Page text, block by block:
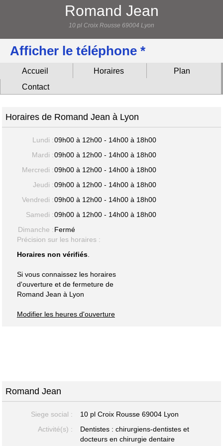
Romand Jean
10 pl Croix Rousse 69004 Lyon
Afficher le téléphone *
Accueil Horaires
Plan
Contact
Horaires de Romand Jean à Lyon
Lundi :09h00 à 12h00 - 14h00 à 18h00
Mardi :09h00 à 12h00 - 14h00 à 18h00
Mercredi :09h00 à 12h00 - 14h00 à 18h00
Jeudi :09h00 à 12h00 - 14h00 à 18h00
Vendredi :09h00 à 12h00 - 14h00 à 18h00
Samedi :09h00 à 12h00 - 14h00 à 18h00
Dimanche :Fermé
Précision sur les horaires :
Horaires non vérifiés.
Si vous connaissez les horaires
d'ouverture et de fermeture de
Romand Jean à Lyon
Modifier les heures d'ouverture
Romand Jean
Siege social :
10 pl Croix Rousse 69004 Lyon
Activité(s) :
Dentistes : chirurgiens-dentistes et
docteurs en chirurgie dentaire